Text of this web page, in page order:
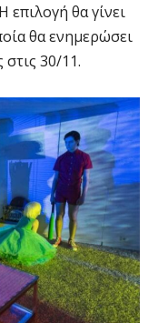
επιλογή θα γίνει
θα ενημερώσει
30/11.